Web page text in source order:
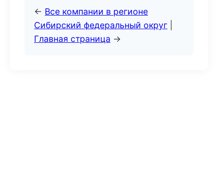
← Все компании в регионе
Сибирский федеральный округ
Главная страница →